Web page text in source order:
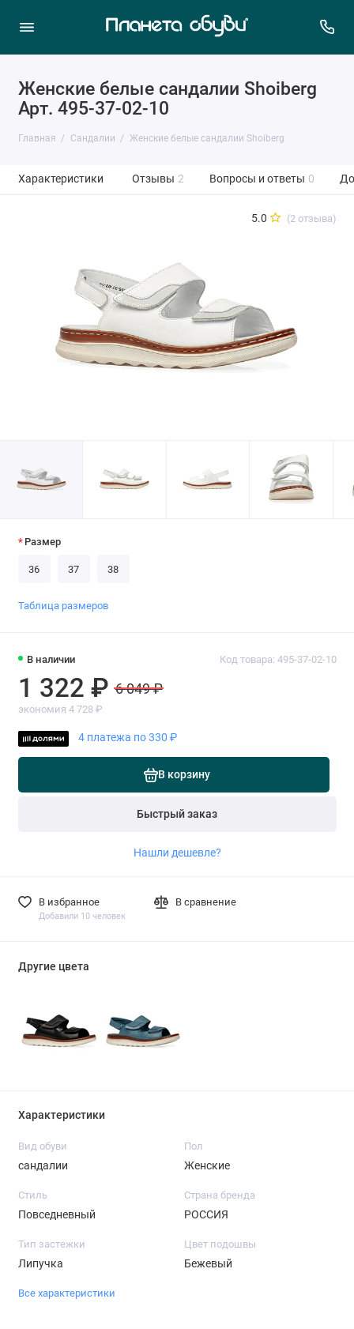
Женские белые сандалии Shoiberg
Арт. 495-37-02-10
Главная Сандалии Женские белые сандалии Shoiberg
Характеристики Отзывы 2 Вопросы и ответы 0
5.0 (2 отзыва)
В наличии Код товара: 495-37-02-10
1 322 ₽ 6 049 ₽
экономия 4 728 ₽
4 платежа по 330 ₽
В корзину
Быстрый заказ
Нашли дешевле?
В избранное
Добавили 10 человек
В сравнение
Размер
36 37 38
Таблица размеров
Другие цвета
Характеристики
Вид обуви
сандалии
Пол
Женские
Стиль
Повседневный
Страна бренда
РОССИЯ
Тип застежки
Липучка
Цвет подошвы
Бежевый
Все характеристики